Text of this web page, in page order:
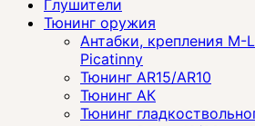
Глушители
Тюнинг оружия
Антабки, крепления M-
Picatinny
Тюнинг AR15/AR10
Тюнинг АК
Тюнинг